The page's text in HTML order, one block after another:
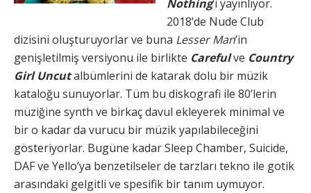
Nothing‘i yayınlıyor.
2018’de Nude Club
dizisini oluşturuyorlar ve buna Lesser Man’in
genişletilmiş versiyonu ile birlikte Carefulve Country
Girl Uncutalbümlerini de katarak dolu bir müzik
kataloğu sunuyorlar. Tüm bu diskografi ile 80’lerin
müziğine synth ve birkaç davul ekleyerek minimal ve
bir o kadar da vurucu bir müzik yapılabileceğini
gösteriyorlar. Bugüne kadar Sleep Chamber, Suicide,
DAF ve Yello’ya benzetilseler de tarzları tekno ile gotik
arasındaki gelgitli ve spesifik bir tanım uymuyor.